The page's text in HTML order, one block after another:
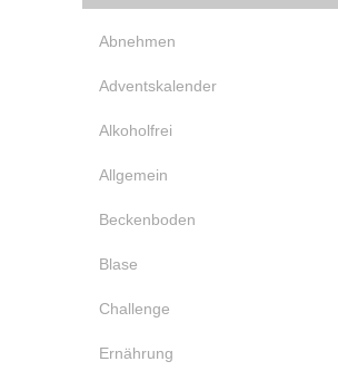
Abnehmen
Adventskalender
Alkoholfrei
Allgemein
Beckenboden
Blase
Challenge
Ernährung